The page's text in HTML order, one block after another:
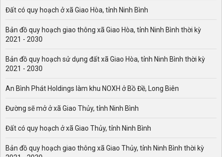
Đất có quy hoạch ở xã Giao Hòa, tỉnh Ninh Bình
Bản đồ quy hoạch giao thông xã Giao Hòa, tỉnh Ninh Bình thời kỳ
2021 - 2030
Bản đồ quy hoạch sử dụng đất xã Giao Hòa, tỉnh Ninh Bình thời kỳ
2021 - 2030
An Bình Phát Holdings làm khu NOXH ở Bồ Đề, Long Biên
Đường sẽ mở ở xã Giao Thủy, tỉnh Ninh Bình
Đất có quy hoạch ở xã Giao Thủy, tỉnh Ninh Bình
Bản đồ quy hoạch giao thông xã Giao Thủy, tỉnh Ninh Bình thời kỳ